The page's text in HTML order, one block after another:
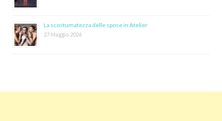
La scostumatezza delle spose in Atelier
27 Maggio 2026